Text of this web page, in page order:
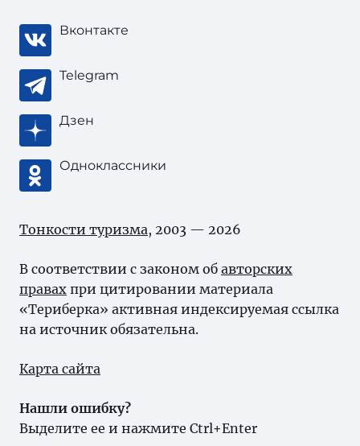
Вконтакте
Telegram
Дзен
Одноклассники
Тонкости туризма, 2003 — 2026
В соответствии с законом об авторских
правах при цитировании материала
«Териберка» активная индексируемая ссылка
на источник обязательна.
Карта сайта
Нашли ошибку?
Выделите ее и нажмите Ctrl+Enter